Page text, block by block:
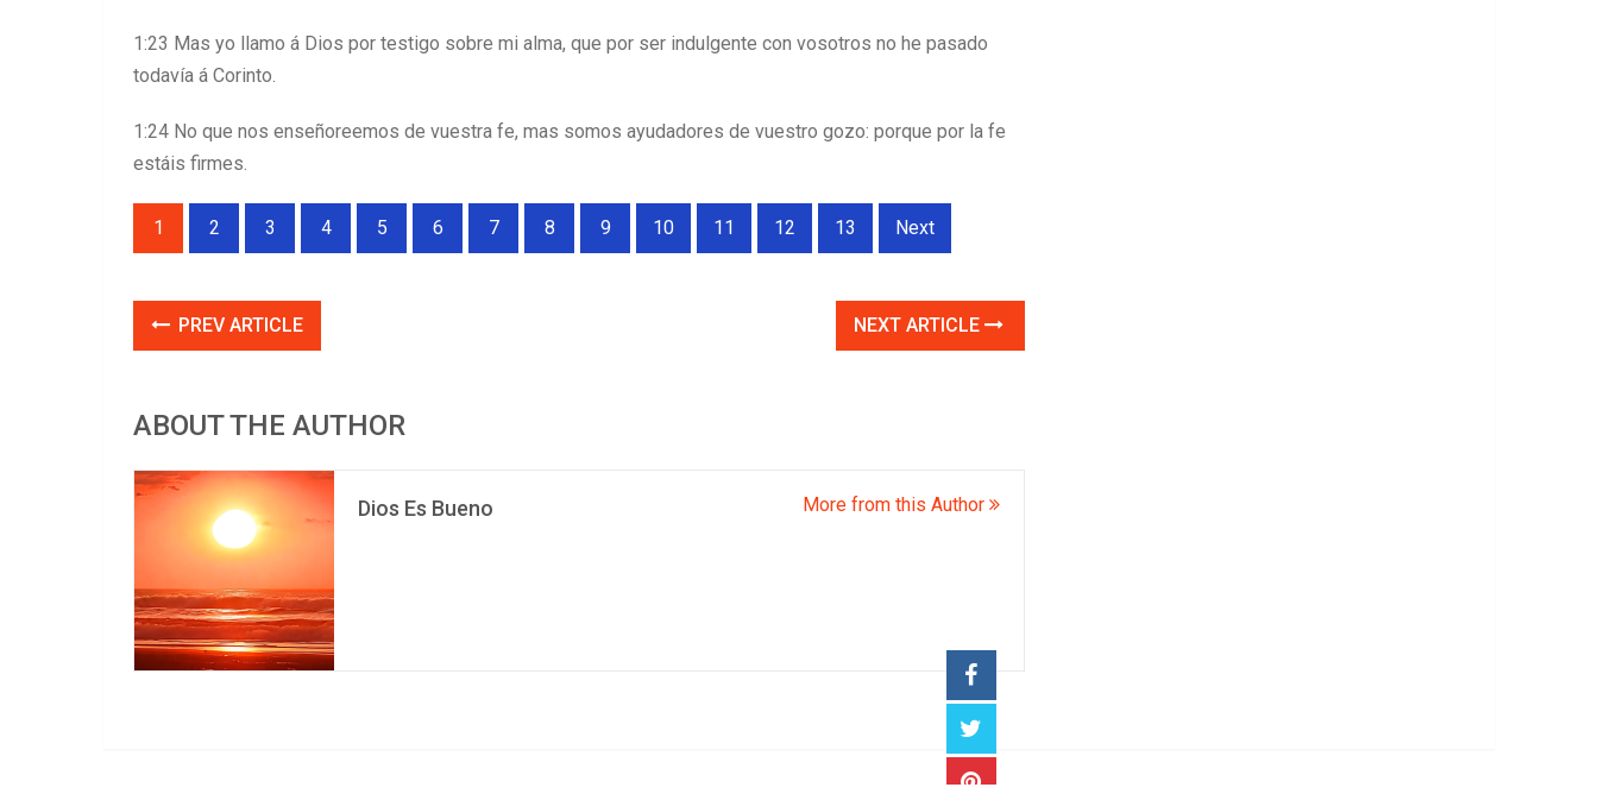
1:23 Mas yo llamo á Dios por testigo sobre mi alma, que por ser indulgente con vosotros no he pasado
todavía á Corinto.
1:24 No que nos enseñoreemos de vuestra fe, mas somos ayudadores de vuestro gozo: porque por la fe
estáis firmes.
1 2 3 4 5 6 7 8 9 10 11 12 13 Next
PREV ARTICLE NEXT ARTICLE
ABOUT THE AUTHOR
Dios Es Bueno More from this Author